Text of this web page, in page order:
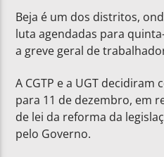
Beja é um dos distritos,
luta agendadas para
a greve geral de
A CGTP e a UGT
para 11 de dezembro, em
de lei da reforma da
pelo Governo.